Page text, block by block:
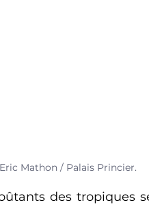
Mathon / Palais Princier.
des tropiques